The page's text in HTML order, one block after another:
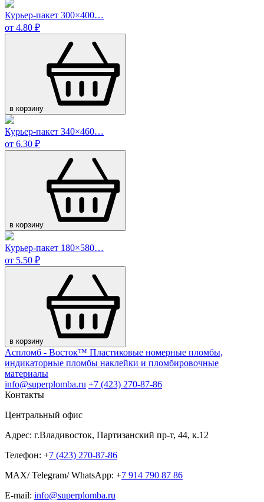
Курьер-пакет 300×400…
от 4.80 ₽
в корзину
Курьер-пакет 340×460…
от 6.30 ₽
в корзину
Курьер-пакет 180×580…
от 5.50 ₽
в корзину
Аспломб - Восток™ Пластиковые номерные пломбы,
индикаторные пломбы наклейки и пломбировочные
материалы
info@superplomba.ru +7 (423) 270-87-86
Контакты
Центральный офис
Адрес: г.Владивосток, Партизанский пр-т, 44, к.12
Телефон: +7 (423) 270-87-86
MAX/ Telegram/ WhatsApp: +7 914 790 87 86
E-mail: info@superplomba.ru